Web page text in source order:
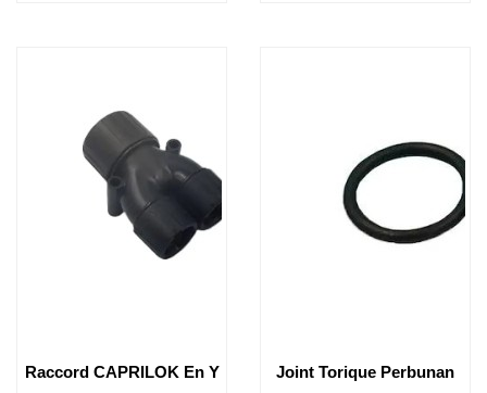
Raccord CAPRILOK En Y Joint Torique Perbunan